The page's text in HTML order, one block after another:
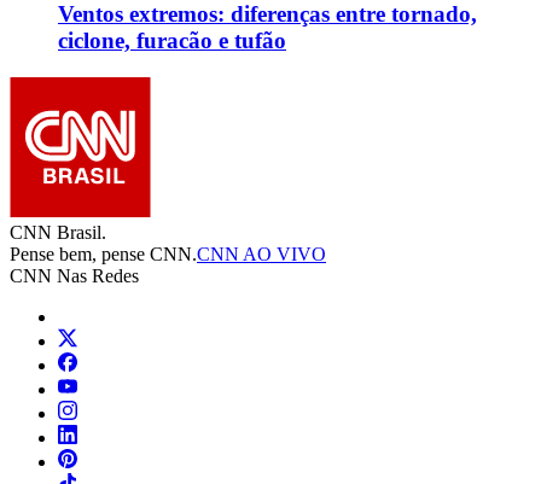
Ventos extremos: diferenças entre tornado,
ciclone, furacão e tufão
CNN Brasil.
Pense bem, pense CNN.CNN AO VIVO
CNN Nas Redes